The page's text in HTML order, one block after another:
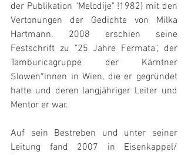
der Publikation "Melodije" !1982) mit den
Vertonungen der Gedichte von Milka
Hartmann. 2008 erschien seine
Festschrift zu "25 Jahre Fermata", der
Tamburicagruppe der Kärntner
Slowen*innen in Wien, die er gegründet
hatte und deren langjähriger Leiter und
Mentor er war.
Auf sein Bestreben und unter seiner
Leitung fand 2007 in Eisenkappel/